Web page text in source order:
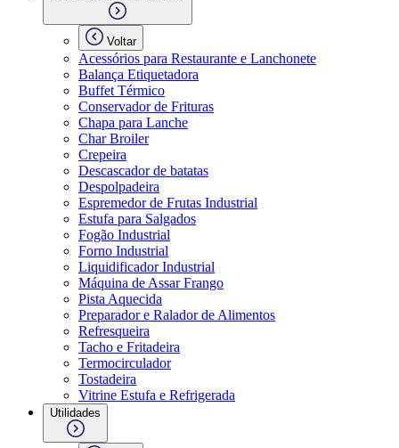
Voltar
Acessórios para Restaurante e Lanchonete
Balança Etiquetadora
Buffet Térmico
Conservador de Frituras
Chapa para Lanche
Char Broiler
Crepeira
Descascador de batatas
Despolpadeira
Espremedor de Frutas Industrial
Estufa para Salgados
Fogão Industrial
Forno Industrial
Liquidificador Industrial
Máquina de Assar Frango
Pista Aquecida
Preparador e Ralador de Alimentos
Refresqueira
Tacho e Fritadeira
Termocirculador
Tostadeira
Vitrine Estufa e Refrigerada
Utilidades